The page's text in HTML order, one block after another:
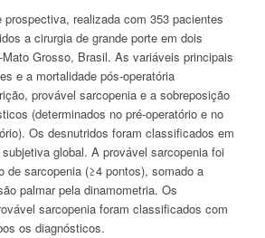
prospectiva, realizada com 353 pacientes
a cirurgia de grande porte em dois
Grosso, Brasil. As variáveis principais
e a mortalidade pós-operatória
provável sarcopenia e a sobreposição
(determinados no pré-operatório e no
Os desnutridos foram classificados em
global. A provável sarcopenia foi
de sarcopenia (≥4 pontos), somado a
palmar pela dinamometria. Os
sarcopenia foram classificados com
os diagnósticos.